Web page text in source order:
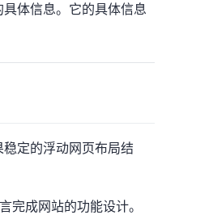
体信息。它的具体信息
定的浮动网页布局结
完成网站的功能设计。